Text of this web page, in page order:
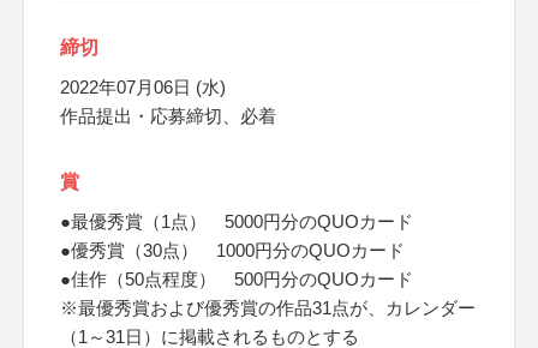
締切
2022年07月06日 (水)
作品提出・応募締切、必着
賞
●最優秀賞（1点） 5000円分のQUOカード
●優秀賞（30点） 1000円分のQUOカード
●佳作（50点程度） 500円分のQUOカード
※最優秀賞および優秀賞の作品31点が、カレンダー
（1～31日）に掲載されるものとする